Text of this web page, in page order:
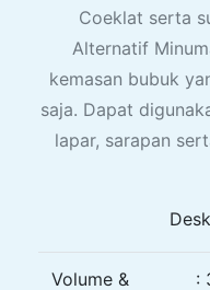
Coeklat serta
Alternatif
kemasan bubuk
saja. Dapat
lapar, sarapan
Volume & :